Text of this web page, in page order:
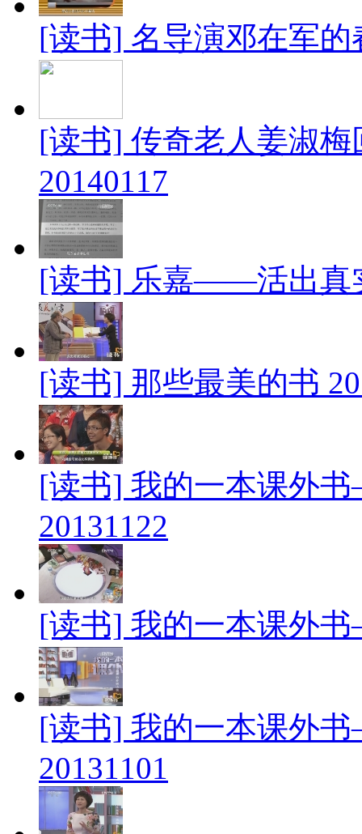
[读书] 名导演邓在军的
[读书] 传奇老人姜淑
20140117
[读书] 乐嘉——活出真
[读书] 那些最美的书
[读书] 我的一本课外
20131122
[读书] 我的一本课外
[读书] 我的一本课外
20131101